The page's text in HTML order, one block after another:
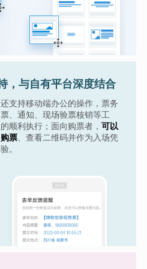
，与自有平台深度结合
支持移动端办公的操作，票务
、通知、现场验票核销等工
顺利执行；面向购票者， 可以
票、查看二维码并作为入场凭
。